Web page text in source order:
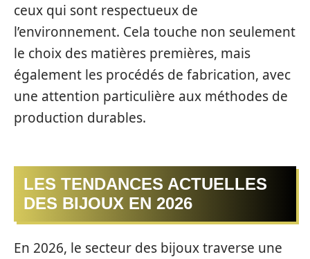
ceux qui sont respectueux de
l’environnement. Cela touche non seulement
le choix des matières premières, mais
également les procédés de fabrication, avec
une attention particulière aux méthodes de
production durables.
LES TENDANCES ACTUELLES
DES BIJOUX EN 2026
En 2026, le secteur des bijoux traverse une